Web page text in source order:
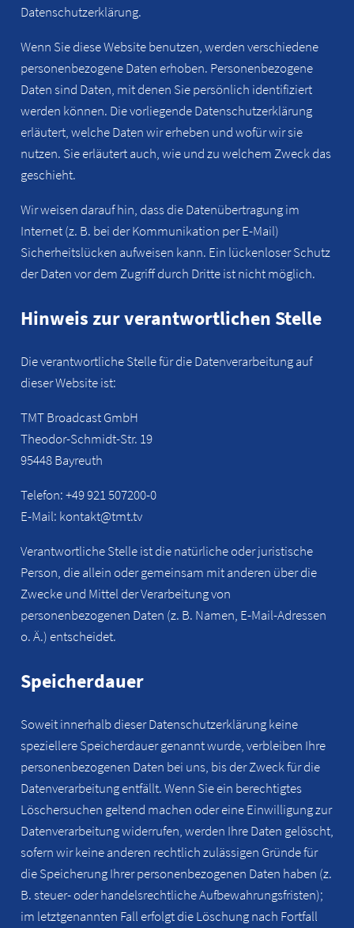
Datenschutzerklärung.
Wenn Sie diese Website benutzen, werden verschiedene
personenbezogene Daten erhoben. Personenbezogene
Daten sind Daten, mit denen Sie persönlich identifiziert
werden können. Die vorliegende Datenschutzerklärung
erläutert, welche Daten wir erheben und wofür wir sie
nutzen. Sie erläutert auch, wie und zu welchem Zweck das
geschieht.
Wir weisen darauf hin, dass die Datenübertragung im
Internet (z. B. bei der Kommunikation per E-Mail)
Sicherheitslücken aufweisen kann. Ein lückenloser Schutz
der Daten vor dem Zugriff durch Dritte ist nicht möglich.
Hinweis zur verantwortlichen Stelle
Die verantwortliche Stelle für die Datenverarbeitung auf
dieser Website ist:
TMT Broadcast GmbH
Theodor-Schmidt-Str. 19
95448 Bayreuth
Telefon: +49 921 507200-0
E-Mail: kontakt@tmt.tv
Verantwortliche Stelle ist die natürliche oder juristische
Person, die allein oder gemeinsam mit anderen über die
Zwecke und Mittel der Verarbeitung von
personenbezogenen Daten (z. B. Namen, E-Mail-Adressen
o. Ä.) entscheidet.
Speicherdauer
Soweit innerhalb dieser Datenschutzerklärung keine
speziellere Speicherdauer genannt wurde, verbleiben Ihre
personenbezogenen Daten bei uns, bis der Zweck für die
Datenverarbeitung entfällt. Wenn Sie ein berechtigtes
Löschersuchen geltend machen oder eine Einwilligung zur
Datenverarbeitung widerrufen, werden Ihre Daten gelöscht,
sofern wir keine anderen rechtlich zulässigen Gründe für
die Speicherung Ihrer personenbezogenen Daten haben (z.
B. steuer- oder handelsrechtliche Aufbewahrungsfristen);
im letztgenannten Fall erfolgt die Löschung nach Fortfall